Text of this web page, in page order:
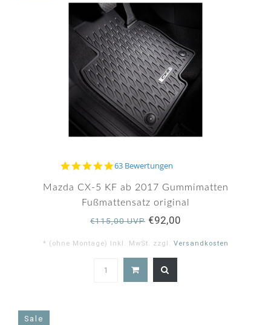
4.9
rating
63 Bewertungen
Mazda CX-5 KF ab 2017 Gummimatten
Fußmattensatz original
€115,00 UVP €92,00
* (ohne Montage) Inkl. MwSt. zzgl. Versandkosten
Sale